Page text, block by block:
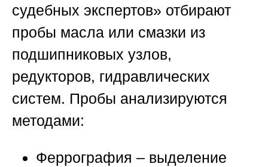
судебных экспертов» отбирают
пробы масла или смазки из
подшипниковых узлов,
редукторов, гидравлических
систем. Пробы анализируются
методами:
Феррография – выделение